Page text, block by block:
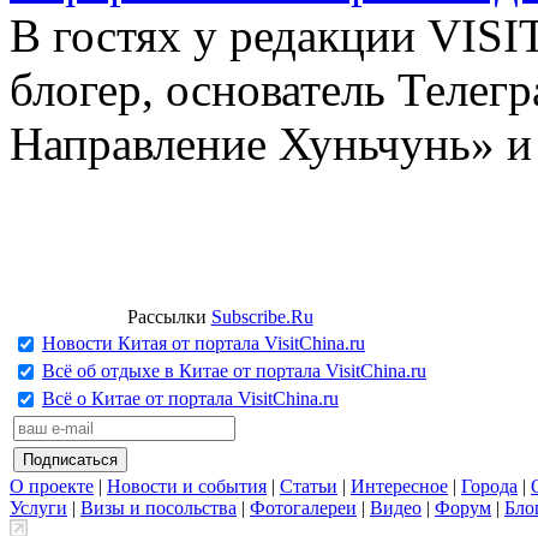
В гостях у редакции
блогер, основатель
Направление Хуньчунь»
Рассылки Subscribe.Ru
Новости Китая от портала VisitChina.ru
Всё об отдыхе в Китае от портала VisitChina.ru
Всё о Китае от портала VisitChina.ru
О проекте | Новости и события | Статьи | Интересное | Города |
Услуги | Визы и посольства | Фотогалереи | Видео | Форум |